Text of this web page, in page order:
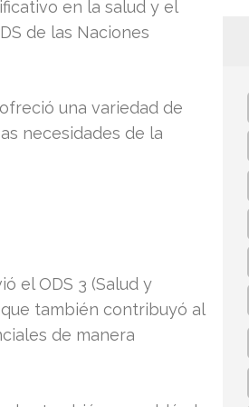
en la salud y el
de las Naciones
una variedad de
necesidades de la
el ODS 3 (Salud y
también contribuyó al
de manera